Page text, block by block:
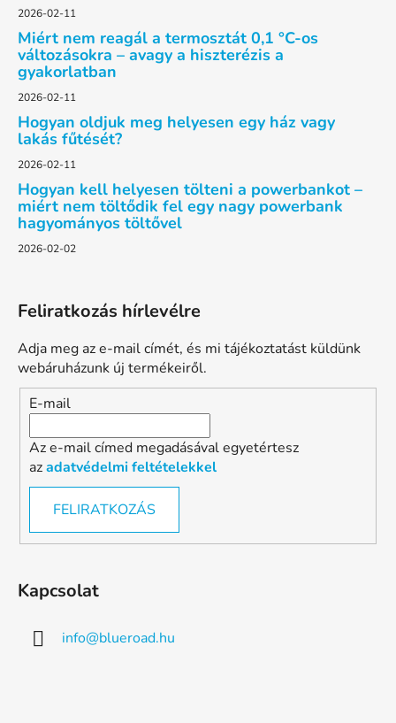
2026-02-11
Miért nem reagál a termosztát 0,1 °C-os
változásokra – avagy a hiszterézis a
gyakorlatban
2026-02-11
Hogyan oldjuk meg helyesen egy ház vagy
lakás fűtését?
2026-02-11
Hogyan kell helyesen tölteni a powerbankot –
miért nem töltődik fel egy nagy powerbank
hagyományos töltővel
2026-02-02
Feliratkozás hírlevélre
Adja meg az e-mail címét, és mi tájékoztatást küldünk
webáruházunk új termékeiről.
E-mail
Az e-mail címed megadásával egyetértesz
azadatvédelmi feltételekkel
FELIRATKOZÁS
Kapcsolat
info@blueroad.hu